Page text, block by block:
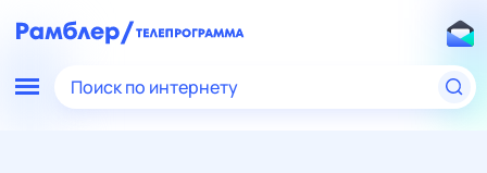
Поиск по интернету